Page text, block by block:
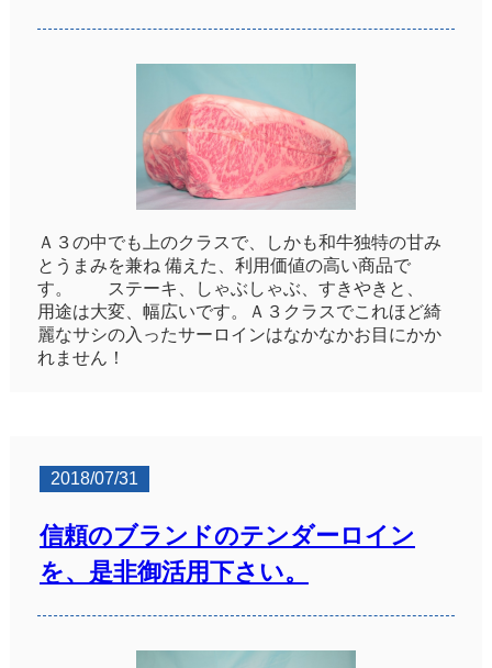
Ａ３の中でも上のクラスで、しかも和牛独特の甘み
とうまみを兼ね 備えた、利用価値の高い商品で
す。 ステーキ、しゃぶしゃぶ、すきやきと、
用途は大変、幅広いです。Ａ３クラスでこれほど綺
麗なサシの入ったサーロインはなかなかお目にかか
れません！
2018/07/31
信頼のブランドのテンダーロイン
を、是非御活用下さい。